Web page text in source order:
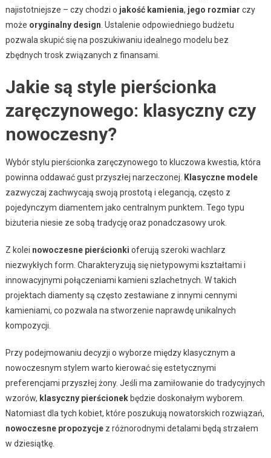
najistotniejsze – czy chodzi o jakość kamienia, jego rozmiar czy
może oryginalny design . Ustalenie odpowiedniego budżetu
pozwala skupić się na poszukiwaniu idealnego modelu bez
zbędnych trosk związanych z finansami.
Jakie są style pierścionka
zaręczynowego: klasyczny czy
nowoczesny?
Wybór stylu pierścionka zaręczynowego to kluczowa kwestia, która
powinna oddawać gust przyszłej narzeczonej.
Klasyczne modele
zazwyczaj zachwycają swoją prostotą i elegancją, często z
pojedynczym diamentem jako centralnym punktem. Tego typu
biżuteria niesie ze sobą tradycję oraz ponadczasowy urok.
Z kolei nowoczesne pierścionki oferują szeroki wachlarz
niezwykłych form. Charakteryzują się nietypowymi kształtami i
innowacyjnymi połączeniami kamieni szlachetnych. W takich
projektach diamenty są często zestawiane z innymi cennymi
kamieniami, co pozwala na stworzenie naprawdę unikalnych
kompozycji.
Przy podejmowaniu decyzji o wyborze między klasycznym a
nowoczesnym stylem warto kierować się estetycznymi
preferencjami przyszłej żony. Jeśli ma zamiłowanie do tradycyjnych
wzorów, klasyczny pierścionekbędzie doskonałym wyborem.
Natomiast dla tych kobiet, które poszukują nowatorskich rozwiązań,
nowoczesne propozycjez różnorodnymi detalami będą strzałem
w dziesiątkę.